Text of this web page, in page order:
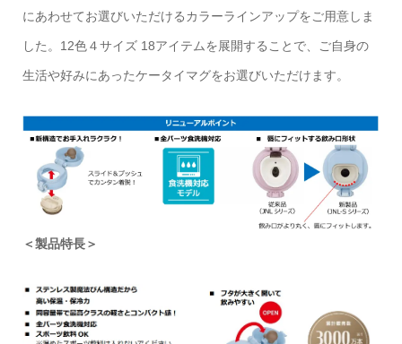
にあわせてお選びいただけるカラーラインアップをご用意しま
した。12色４サイズ 18アイテムを展開することで、ご自身の
生活や好みにあったケータイマグをお選びいただけます。
＜製品特長＞